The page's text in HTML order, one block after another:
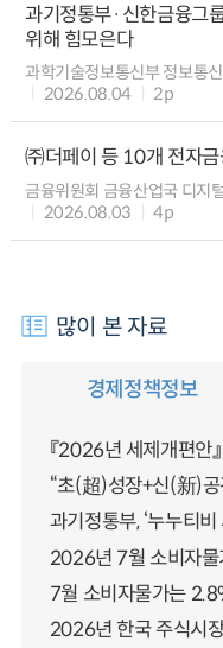
과기정통부·신한금융그
위해 힘모은다
과학기술정보통신부 정보통
2026.08.04
2p
㈜더페이 등 10개 전자
금융위원회 금융산업국 디지
2026.08.03
4p
많이 본 자료
경제정책정보
『2026년 세제개편안
“초(超)성장+신(新)공
과기정통부, ‘누누티
2026년 7월 소비자물
7월 소비자물가는
2026년 한국 주식시